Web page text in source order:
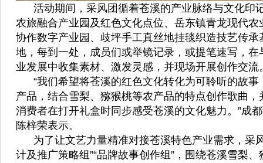
活动期间，采风团循着苍溪的产业脉络与文化印
农旅融合产业园及红色文化点位、岳东镇青龙现代
协作数字产业园、歧坪手工真丝地挂毯织造技艺传承
地，每到一处，成员们或举镜记录，或提笔速写，
业发展中收集素材、激发灵感，并现场开展创作交流
“我们希望将苍溪的红色文化转化为可聆听的故事
产品，结合雪梨、猕猴桃等农产品的特点创作歌曲
消费者在打开礼盒时同步感受苍溪的文化魅力。”成
陈梓荣表示。
为了让文艺力量精准对接苍溪特色产业需求，采
计及推广策略组”“品牌故事创作组”，围绕苍溪雪梨